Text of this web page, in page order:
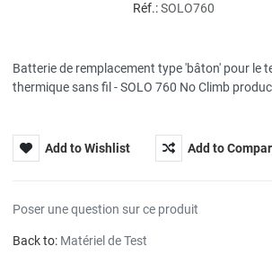
Réf.:SOLO760
Batterie de remplacement type 'bâton' pour le
thermique sans fil - SOLO 760 No Climb
Add to Wishlist Add to
Poser une question sur ce produit
Back to: Matériel de Test